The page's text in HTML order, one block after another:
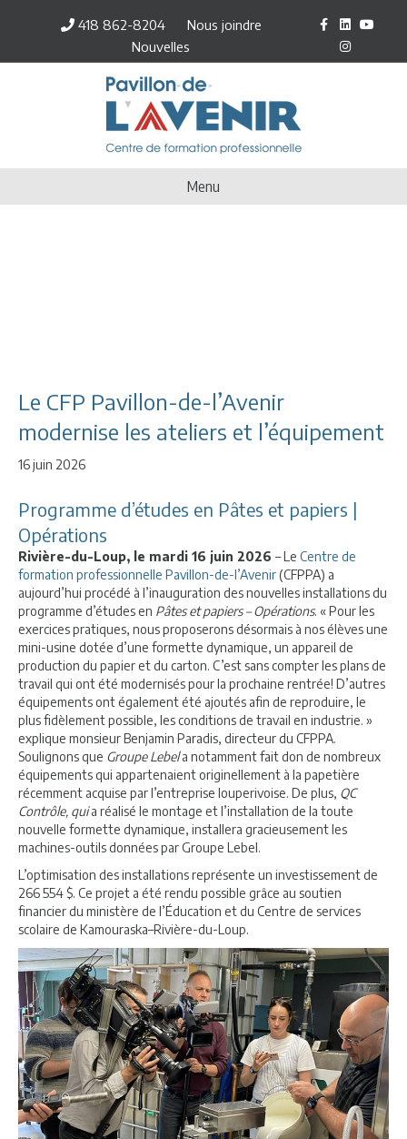
418 862-8204
Nous joindre
Nouvelles
Facebook
LinkedinYoutube
Menu
Le CFP Pavillon-de-l’Avenir
modernise les ateliers et l’équipement
16 juin 2026
Programme d’études en Pâtes et papiers |
Opérations
Rivière-du-Loup, le mardi 16 juin 2026 – Le Centre de
formation professionnelle Pavillon-de-l’Avenir(CFPPA) a
aujourd’hui procédé à l’inauguration des nouvelles installations du
programme d’études en Pâtes et papiers – Opérations. « Pour les
exercices pratiques, nous proposerons désormais à nos élèves une
mini-usine dotée d’une formette dynamique, un appareil de
production du papier et du carton. C’est sans compter les plans de
travail qui ont été modernisés pour la prochaine rentrée! D’autres
équipements ont également été ajoutés afin de reproduire, le
plus fidèlement possible, les conditions de travail en industrie. »
explique monsieur Benjamin Paradis, directeur du CFPPA.
Soulignons que Groupe Lebela notamment fait don de nombreux
équipements qui appartenaient originellement à la papetière
récemment acquise par l’entreprise louperivoise. De plus, QC
Contrôle, quia réalisé le montage et l’installation de la toute
nouvelle formette dynamique, installera gracieusement les
machines-outils données par Groupe Lebel.
L’optimisation des installations représente un investissement de
266 554 $. Ce projet a été rendu possible grâce au soutien
financier du ministère de l’Éducation et du Centre de services
scolaire de Kamouraska–Rivière-du-Loup.